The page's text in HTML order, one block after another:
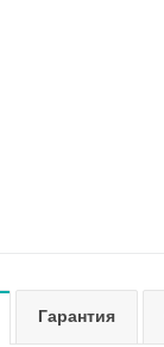
Гарантия